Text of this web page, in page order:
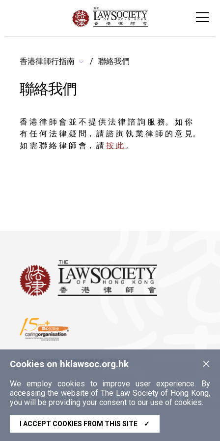
香港律師行指南 聯絡我們
聯絡我們
香 港 律 師 會 並 不 提 供 法 律 諮 詢 服 務。 如 你
有 任 何 法 律 疑 問， 請 諮 詢 執 業 律 師 的 意 見。
如 需 聯 絡 律 師 會， 請 按 此 。
×
Cookies on hklawsoc.org.hk
We employ cookies to improve user experience. By
accessing the website of The Law Society of Hong Kong,
you will be providing your consent to our use of cookies.
I ACCEPT COOKIES FROM THIS SITE ✓
Copyright © 2026 香港律師會版權所有，不得轉載